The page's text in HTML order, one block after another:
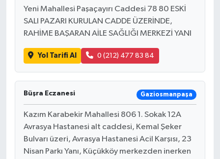
Yeni Mahallesi Paşaçayırı Caddesi 78 80 ESKİ
SALI PAZARI KURULAN CADDE ÜZERİNDE,
RAHİME BAŞARAN AİLE SAĞLIĞI MERKEZİ YANI
Yol Tarifi Al 0 (212) 477 83 84
Büşra Eczanesi Gaziosmanpaşa
Kazım Karabekir Mahallesi 806 1. Sokak 12A
Avrasya Hastanesi alt caddesi, Kemal Şeker
Bulvarı üzeri, Avrasya Hastanesi Acil Karşısı, 23
Nisan Parkı Yanı, Küçükköy merkezden inerken